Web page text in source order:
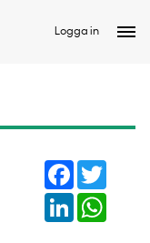
Logga in
Facebook
LinkedIn